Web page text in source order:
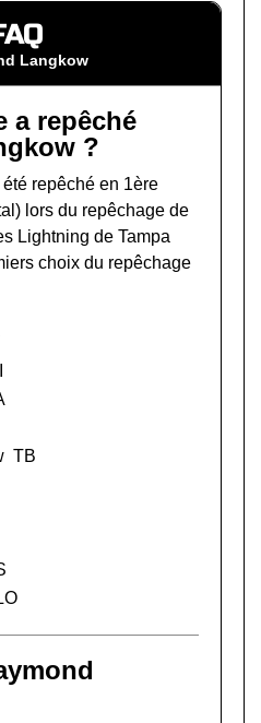
Langkow
a repêché
?
repêché en 1ère
lors du repêchage de
Lightning de Tampa
choix du repêchage
TB